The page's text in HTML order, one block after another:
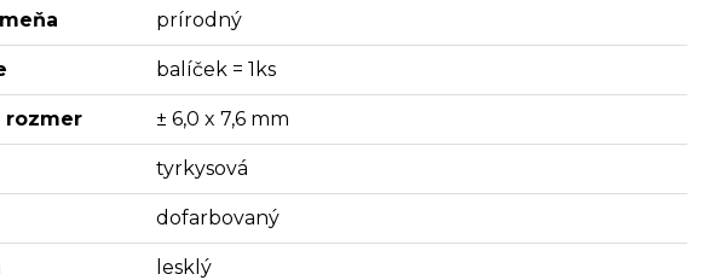
prírodný
balíček = 1ks
rozmer ± 6,0 x 7,6 mm
tyrkysová
dofarbovaný
lesklý